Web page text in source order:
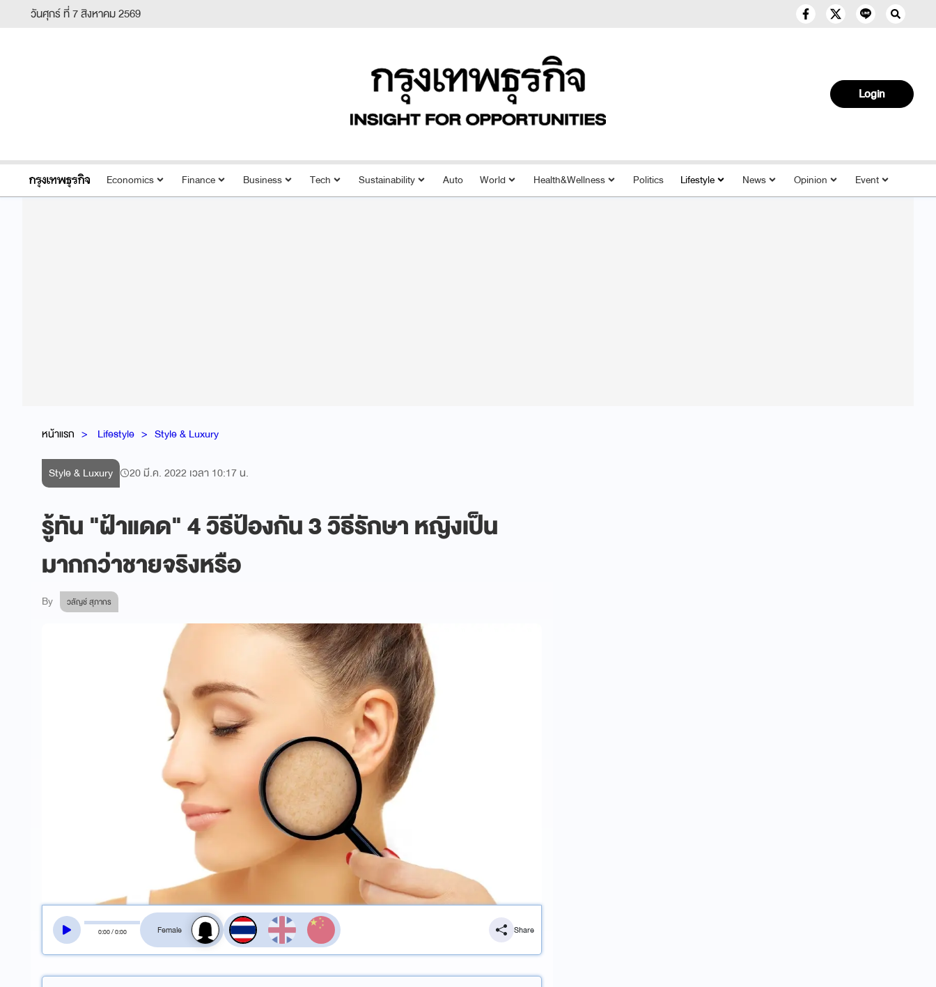
วันศุกร์ ที่ 7 สิงหาคม 2569
Login
Economics Finance Business Tech Sustainability Auto World Health&Wellness Politics Lifestyle News Opinion Event
หน้าแรก Lifestyle Style & Luxury
Style & Luxury 20 มี.ค. 2022 เวลา 10:17 น.
รู้ทัน "ฝ้าแดด" 4 วิธีป้องกัน 3 วิธีรักษา หญิงเป็น
มากกว่าชายจริงหรือ
By วลัญช์ สุภากร
0:00/0:00
สลับเสียงอ่าน
Share